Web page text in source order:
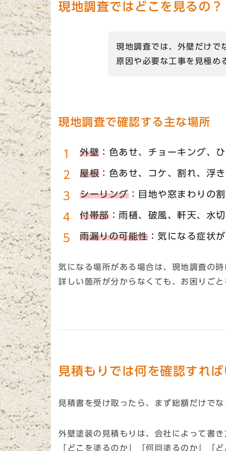
現地調査ではどこを見るの？
現地調査では、外壁だけで
原因や必要な工事を見極め
現地調査で確認する主な場所
外壁 ：色あせ、チョーキング、
屋根 ：色あせ、コケ、割れ、浮
シーリング：目地や窓まわりの
付帯部：雨樋、破風、軒天、水
雨漏りの可能性：気になる症状
気になる場所がある場合は、現地調査の
詳しい箇所が分からなくても、お困りご
見積もりでは何を確認すれば
見積書を受け取ったら、まず総額だけで
外壁塗装の見積もりは、会社によって書き
「どこを塗るのか」「何回塗るのか」「